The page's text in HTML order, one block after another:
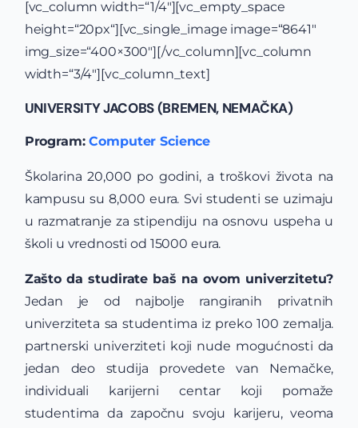
[vc_column width=“1/4″][vc_empty_space
height=“20px“][vc_single_image image=“8641″
img_size=“400×300″][/vc_column][vc_column
width=“3/4″][vc_column_text]
UNIVERSITY JACOBS (BREMEN, NEMAČKA)
Program:Computer Science
Školarina 20,000 po godini, a troškovi života na
kampusu su 8,000 eura. Svi studenti se uzimaju
u razmatranje za stipendiju na osnovu uspeha u
školi u vrednosti od 15000 eura.
Zašto da studirate baš na ovom univerzitetu?
Jedan je od najbolje rangiranih privatnih
univerziteta sa studentima iz preko 100 zemalja.
partnerski univerziteti koji nude mogućnosti da
jedan deo studija provedete van Nemačke,
individuali karijerni centar koji pomaže
studentima da započnu svoju karijeru, veoma